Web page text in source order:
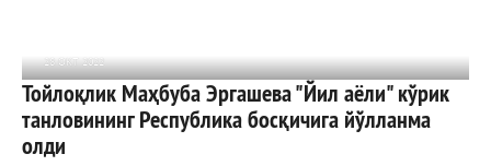
28 ОКТ 2022
736 0
Тойлоқлик Маҳбуба Эргашева "Йил аёли" кўрик
танловининг Республика босқичига йўлланма
олди